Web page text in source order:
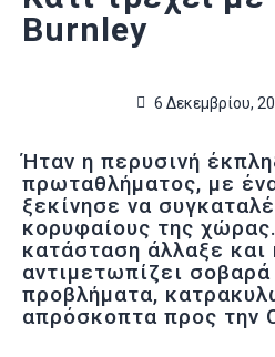
Burnley
6 Δεκεμβρίου,
Ήταν η περυσινή
πρωταθλήματος, με
ξεκίνησε να
κορυφαίους της
κατάσταση άλλαξε και
αντιμετωπίζει
προβλήματα,
απρόσκοπτα προς την